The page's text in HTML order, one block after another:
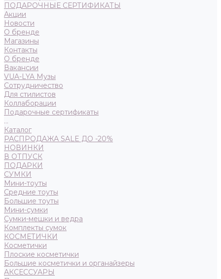
ПОДАРОЧНЫЕ СЕРТИФИКАТЫ
Акции
Новости
О бренде
Магазины
Контакты
О бренде
Вакансии
VUA-LYA Музы
Сотрудничество
Для стилистов
Коллаборации
Подарочные сертификаты
...
Каталог
РАСПРОДАЖА SALE ДО -20%
НОВИНКИ
В ОТПУСК
ПОДАРКИ
СУМКИ
Мини-тоуты
Средние тоуты
Большие тоуты
Мини-сумки
Сумки-мешки и ведра
Комплекты сумок
КОСМЕТИЧКИ
Косметички
Плоские косметички
Большие косметички и органайзеры
АКСЕССУАРЫ